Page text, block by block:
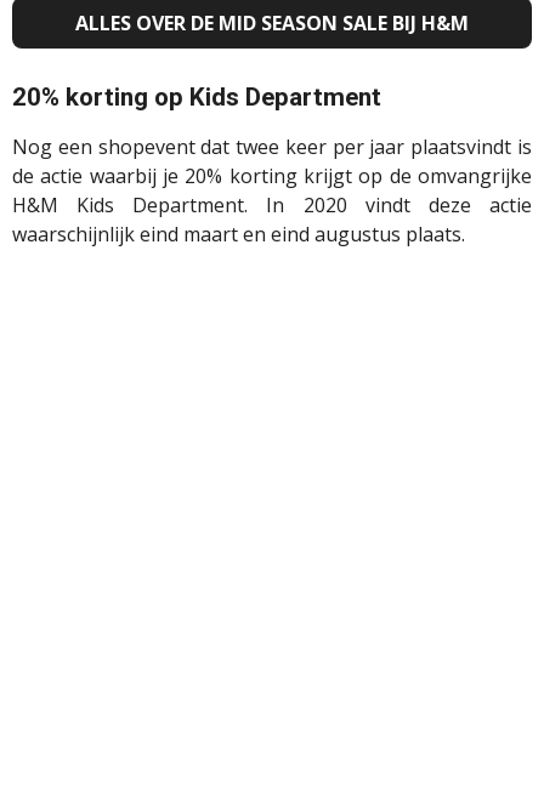
ALLES OVER DE MID SEASON SALE BIJ H&M
20% korting op Kids Department
Nog een shopevent dat twee keer per jaar plaatsvindt is
de actie waarbij je 20% korting krijgt op de omvangrijke
H&M
Kids Department. In 2020 vindt deze actie
waarschijnlijk eind maart en eind augustus plaats.